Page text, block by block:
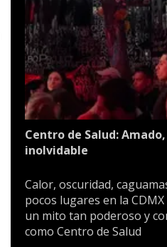
Centro de Salud:
inolvidable
Calor, oscuridad,
pocos lugares en la
un mito tan poderoso y
como Centro de Salud